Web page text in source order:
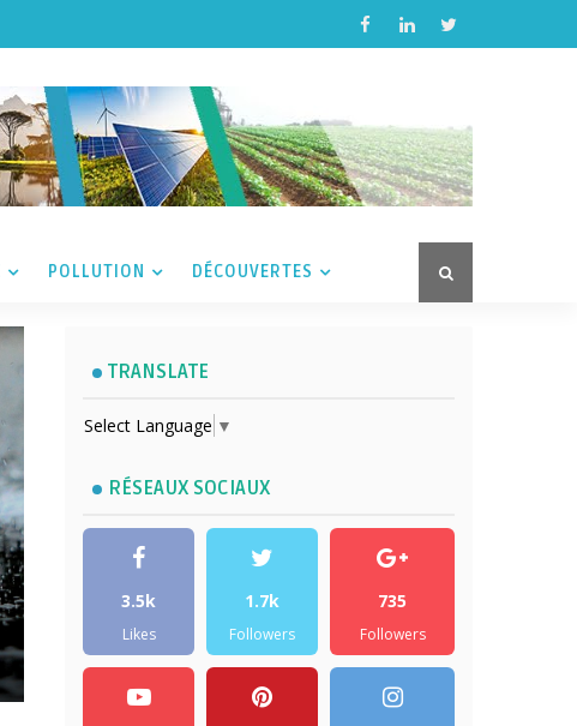
POLLUTION DÉCOUVERTES
TRANSLATE
Select Language ▼
RÉSEAUX SOCIAUX
3.5k
Likes
1.7k
Followers
735
Followers